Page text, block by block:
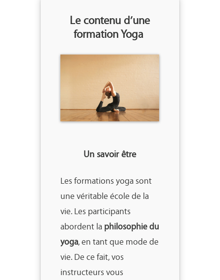
Le contenu d’une
formation Yoga
Un savoir être
Les formations yoga sont
une véritable école de la
vie. Les participants
abordent laphilosophie du
yoga, en tant que mode de
vie. De ce fait, vos
instructeurs vous